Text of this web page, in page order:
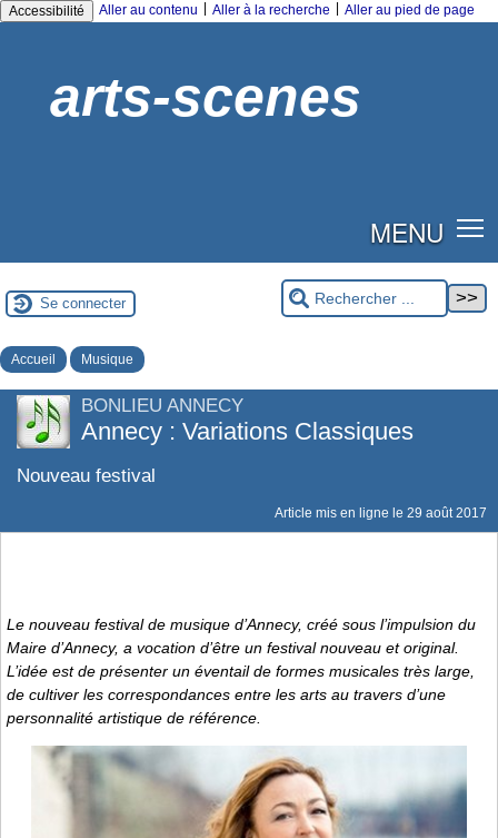
Accessibilité Aller au contenu Aller à la recherche Aller au pied de page
arts-scenes
MENU
Se connecter
Accueil Musique
BONLIEU ANNECY
Annecy : Variations Classiques
Nouveau festival
Article mis en ligne le 29 août 2017
Le nouveau festival de musique d’Annecy, créé sous l’impulsion du
Maire d’Annecy, a vocation d’être un festival nouveau et original.
L’idée est de présenter un éventail de formes musicales très large,
de cultiver les correspondances entre les arts au travers d’une
personnalité artistique de référence.